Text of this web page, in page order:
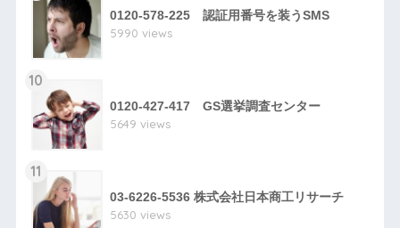
0120-578-225 認証用番号を装うSMS
5990 views
10
0120-427-417 GS選挙調査センター
5649 views
11
03-6226-5536 株式会社日本商工リサーチ
5630 views